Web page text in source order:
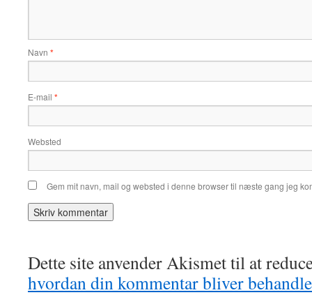
Navn *
E-mail *
Websted
Gem mit navn, mail og websted i denne browser til næste gang jeg
Dette site anvender Akismet til at
hvordan din kommentar bliver